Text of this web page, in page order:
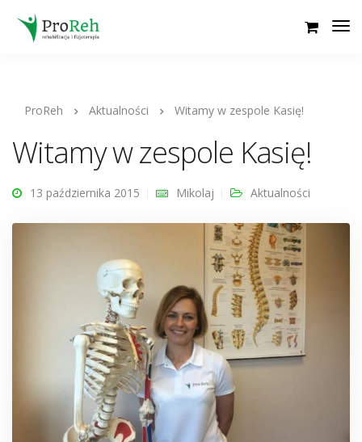
ProReh Aktualności Witamy w zespole Kasię!
Witamy w zespole Kasię!
13 października 2015 Mikolaj Aktualności